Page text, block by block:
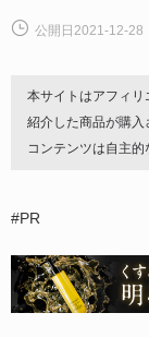
公開日2021-12-28
本サイトはアフィ
紹介した商品が購入
コンテンツは自主的
#PR